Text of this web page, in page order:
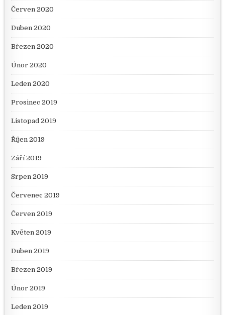
Červen 2020
Duben 2020
Březen 2020
Únor 2020
Leden 2020
Prosinec 2019
Listopad 2019
Říjen 2019
Září 2019
Srpen 2019
Červenec 2019
Červen 2019
Květen 2019
Duben 2019
Březen 2019
Únor 2019
Leden 2019